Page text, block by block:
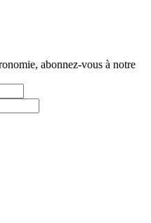
abonnez-vous à notre